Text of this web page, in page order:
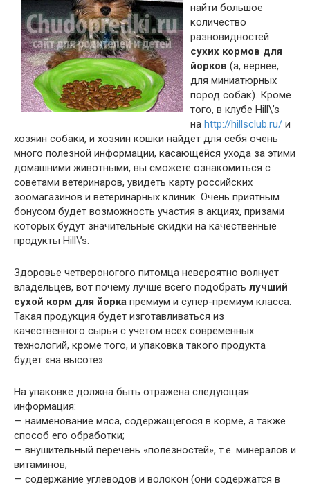
найти большое
количество
разновидностей
сухих кормов для
йорков (а, вернее,
для миниатюрных
пород собак). Кроме
того, в клубе Hill\’s
на http://hillsclub.ru/ и
хозяин собаки, и хозяин кошки найдет для себя очень
много полезной информации, касающейся ухода за этими
домашними животными, вы сможете ознакомиться с
советами ветеринаров, увидеть карту российских
зоомагазинов и ветеринарных клиник. Очень приятным
бонусом будет возможность участия в акциях, призами
которых будут значительные скидки на качественные
продукты Hill\’s.
Здоровье четвероногого питомца невероятно волнует
владельцев, вот почему лучше всего подобрать лучший
сухой корм для йорка премиум и супер-премиум класса.
Такая продукция будет изготавливаться из
качественного сырья с учетом всех современных
технологий, кроме того, и упаковка такого продукта
будет «на высоте».
На упаковке должна быть отражена следующая
информация:
— наименование мяса, содержащегося в корме, а также
способ его обработки;
— внушительный перечень «полезностей», т.е. минералов и
витаминов;
— содержание углеводов и волокон (они содержатся в